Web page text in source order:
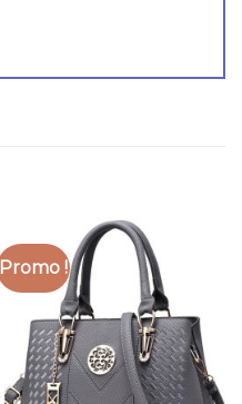
Promo !